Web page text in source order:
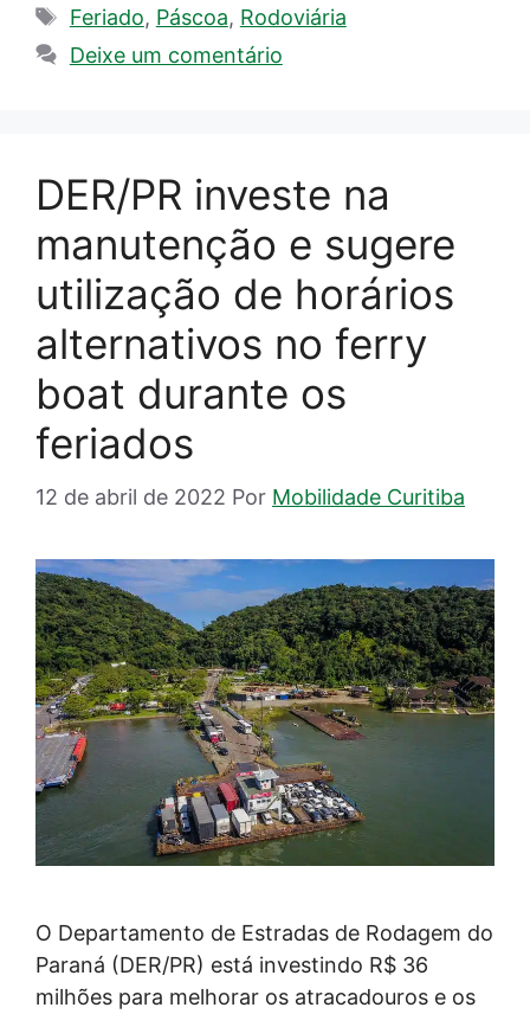
Tags
Feriado, Páscoa, Rodoviária
Deixe um comentário
DER/PR investe na
manutenção e sugere
utilização de horários
alternativos no ferry
boat durante os
feriados
12 de abril de 2022 Por Mobilidade Curitiba
O Departamento de Estradas de Rodagem do
Paraná (DER/PR) está investindo R$ 36
milhões para melhorar os atracadouros e os